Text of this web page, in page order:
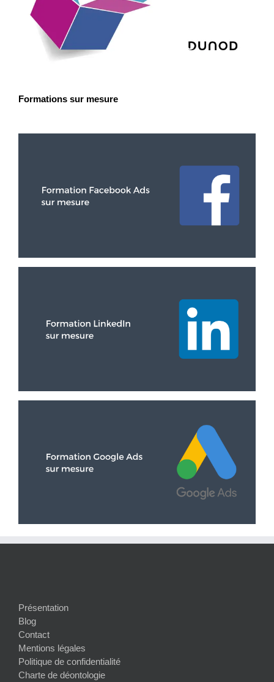
Formations sur mesure
Présentation
Blog
Contact
Mentions légales
Politique de confidentialité
Charte de déontologie